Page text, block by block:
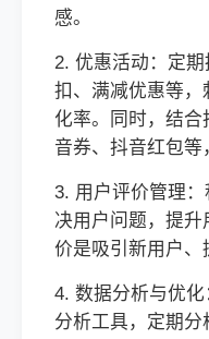
感。
2. 优惠活动：定
扣、满减优惠等，
化率。同时，结合
音券、抖音红包等
3. 用户评价管理
决用户问题，提
价是吸引新用户、
4. 数据分析与优
分析工具，定期分